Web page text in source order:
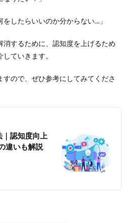
をしたらいいのか分からない…」
消するために、認知度を上げるため
ていきます。
ので、ぜひ参考にしてみてくださ
認知度向上
違いも解説